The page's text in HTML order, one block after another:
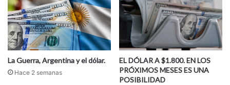
La Guerra, Argentina y el dólar.
Hace 2 semanas
EL DÓLAR A $1.800. EN LOS
PRÓXIMOS MESES ES UNA
POSIBILIDAD